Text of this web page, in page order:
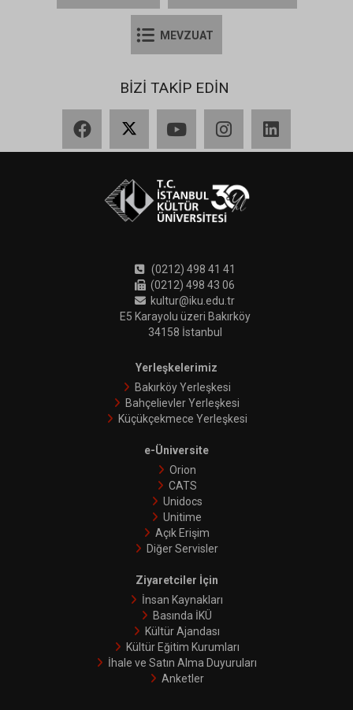
MEVZUAT
BİZİ TAKİP EDİN
(0212) 498 41 41
(0212) 498 43 06
kultur@iku.edu.tr
E5 Karayolu üzeri Bakırköy
34158 İstanbul
Yerleşkelerimiz
Bakırköy Yerleşkesi
Bahçelievler Yerleşkesi
Küçükçekmece Yerleşkesi
e-Üniversite
Orion
CATS
Unidocs
Unitime
Açık Erişim
Diğer Servisler
Ziyaretciler İçin
İnsan Kaynakları
Basında İKÜ
Kültür Ajandası
Kültür Eğitim Kurumları
İhale ve Satın Alma Duyuruları
Anketler